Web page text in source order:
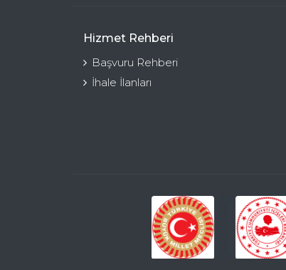
Hizmet Rehberi
Başvuru Rehberi
İhale İlanları